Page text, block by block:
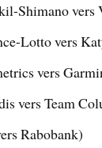
Shimano vers
Lotto vers
vers
vers Team
Rabobank)